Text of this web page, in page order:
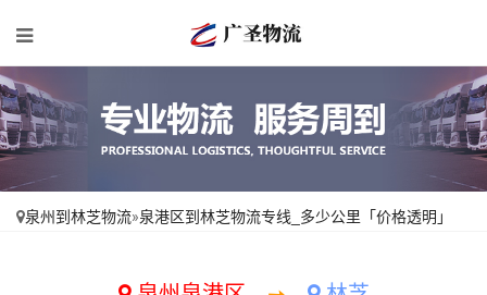
泉州到林芝物流»泉港区到林芝物流专线_多少公里「价格透明」